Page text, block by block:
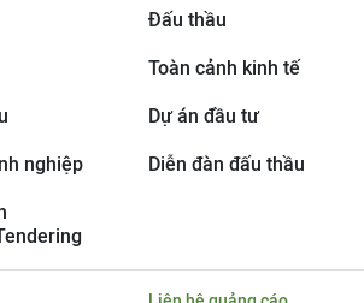
Đấu thầu
Toàn cảnh kinh tế
Dự án đầu tư
nghiệp Diễn đàn đấu thầu